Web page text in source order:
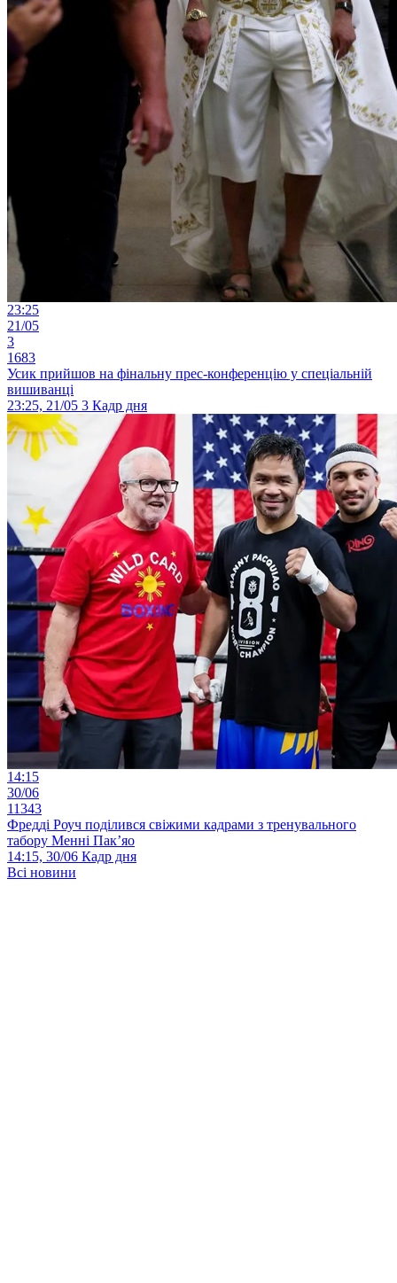
23:25
21/05
3
1683
Усик прийшов на фінальну прес-конференцію у спеціальній
вишиванці
23:25, 21/05 3 Кадр дня
14:15
30/06
11343
Фредді Роуч поділився свіжими кадрами з тренувального
табору Менні Пак’яо
14:15, 30/06 Кадр дня
Всі новини